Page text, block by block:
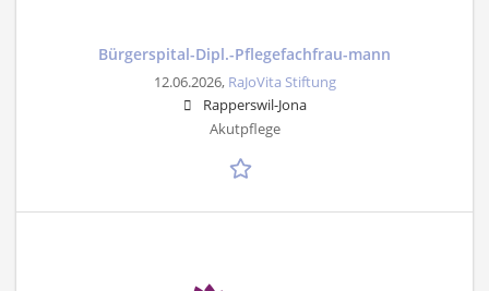
Bürgerspital-Dipl.-Pflegefachfrau-mann
12.06.2026, RaJoVita Stiftung
Rapperswil-Jona
Akutpflege